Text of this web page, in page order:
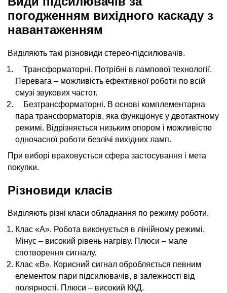
погодженням вихідного каскаду з
навантаженням
Виділяють такі різновиди стерео-підсилювачів.
Трансформаторні. Потрібні в лампової технології.
Перевага – можливість ефективної роботи по всій
смузі звукових частот.
Безтрансформаторні. В основі комплементарна
пара трансформаторів, яка функціонує у двотактному
режимі. Відрізняється низьким опором і можливістю
одночасної роботи безлічі вихідних ламп.
При виборі враховується сфера застосування і мета
покупки.
Різновиди класів
Виділяють різні класи обладнання по режиму роботи.
Клас «А». Робота виконується в лінійному режимі.
Мінус – високий рівень нагріву. Плюси – мале
спотворення сигналу.
Клас «В». Корисний сигнал обробляється певним
елементом пари підсилювачів, в залежності від
полярності. Плюси – високий ККД.